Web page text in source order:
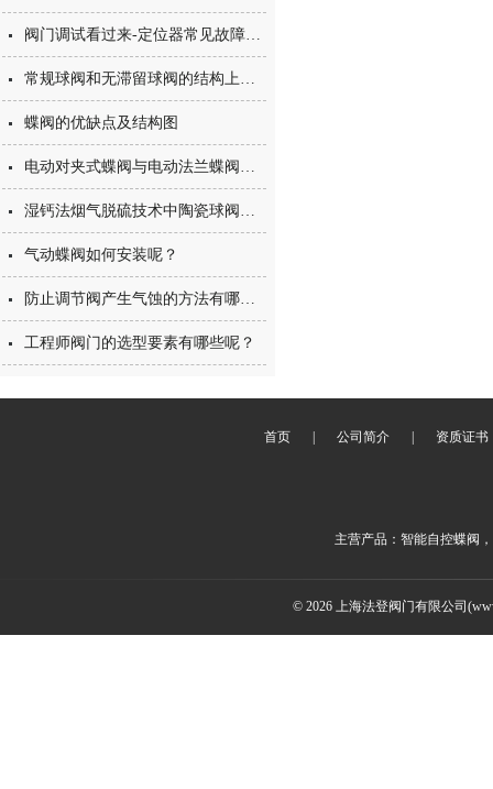
阀门调试看过来-定位器常见故障及办法
常规球阀和无滞留球阀的结构上的区别是什么？
蝶阀的优缺点及结构图
电动对夹式蝶阀与电动法兰蝶阀的区别及选用
湿钙法烟气脱硫技术中陶瓷球阀在脱硫技术中应用？陶瓷阀优势及性价比？
气动蝶阀如何安装呢？
防止调节阀产生气蚀的方法有哪些？
工程师阀门的选型要素有哪些呢？
首页 公司简介 资质证书
主营产品：智能自控蝶阀
© 2026 上海法登阀门有限公司